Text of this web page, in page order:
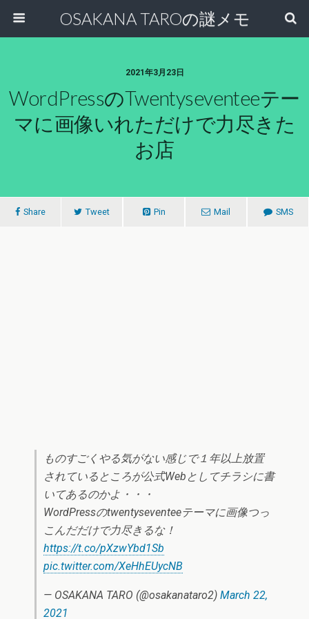
OSAKANA TAROの謎メモ
2021年3月23日
WordPressのtwentyseventeeテー
マに画像いれただけで力尽きた
お店
Share Tweet Pin Mail SMS
ものすごくやる気がない感じで１年以上放置
されているところが公式Webとしてチラシに書
いてあるのかよ・・・
WordPressのtwentyseventeeテーマに画像つっ
こんだだけで力尽きるな！
https://t.co/pXzwYbd1Sb
pic.twitter.com/XeHhEUycNB
— OSAKANA TARO (@osakanataro2) March 22,
2021